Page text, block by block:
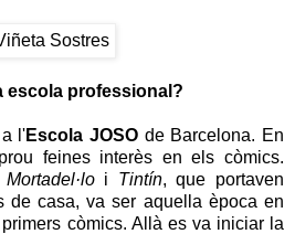
escola professional?
l'Escola JOSO de Barcelona. En
feines interès en els còmics.
Mortadel·loi Tintín, que portaven
de casa, va ser aquella època en
còmics. Allà es va iniciar la